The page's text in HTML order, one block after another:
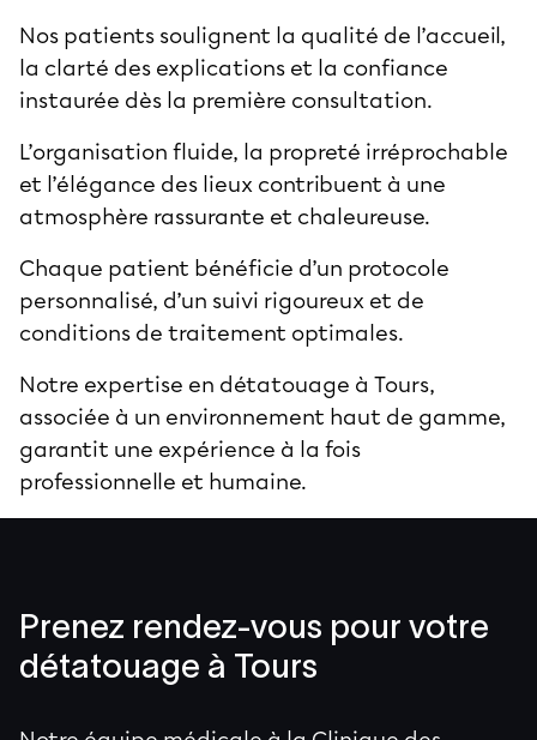
Nos patients soulignent la qualité de l’accueil,
la clarté des explications et la confiance
instaurée dès la première consultation.
L’organisation fluide, la propreté irréprochable
et l’élégance des lieux contribuent à une
atmosphère rassurante et chaleureuse.
Chaque patient bénéficie d’un protocole
personnalisé, d’un suivi rigoureux et de
conditions de traitement optimales.
Notre expertise en détatouage à Tours,
associée à un environnement haut de gamme,
garantit une expérience à la fois
professionnelle et humaine.
Prenez rendez-vous pour votre
détatouage à Tours